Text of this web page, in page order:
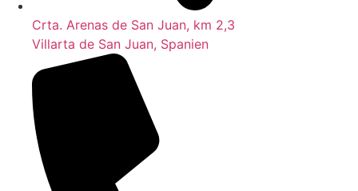
Crta. Arenas de San Juan, km 2,3
Villarta de San Juan, Spanien